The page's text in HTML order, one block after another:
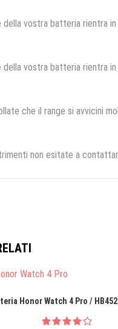
vostra batteria rientra
vostra batteria rientra
che il range si avvicini
non esitate a
Honor Watch 4 Pro /